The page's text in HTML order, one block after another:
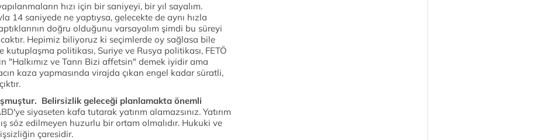
hızı için bir saniyeyi, bir yıl sayalım.
14 saniyede ne yaptıysa, gelecekte de aynı hızla
doğru olduğunu varsayalım şimdi bu süreyi
Hepimiz biliyoruz ki seçimlerde oy sağlasa bile
politikası, Suriye ve Rusya politikası, FETÖ
"Halkımız ve Tanrı Bizi affetsin" demek iyidir ama
kaza yapmasında virajda çıkan engel kadar süratli,
Belirsizlik geleceği planlamakta önemli
siyaseten kafa tutarak yatırım alamazsınız. Yatırım
söz edilmeyen huzurlu bir ortam olmalıdır. Hukuki ve
işsizliğin çaresidir.